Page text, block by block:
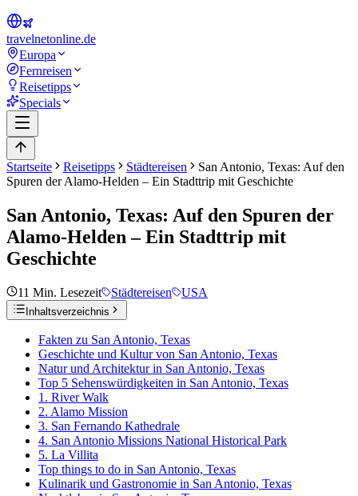
travelnetonline.de
Europa
Fernreisen
Reisetipps
Specials
Startseite Reisetipps Städtereisen
San Antonio, Texas: Auf den
Spuren der Alamo-Helden – Ein Stadttrip mit Geschichte
San Antonio, Texas: Auf den Spuren der
Alamo-Helden – Ein Stadttrip mit
Geschichte
11 Min. Lesezeit Städtereisen USA
Inhaltsverzeichnis
Fakten zu San Antonio, Texas
Geschichte und Kultur von San Antonio, Texas
Natur und Architektur in San Antonio, Texas
Top 5 Sehenswürdigkeiten in San Antonio, Texas
1. River Walk
2. Alamo Mission
3. San Fernando Kathedrale
4. San Antonio Missions National Historical Park
5. La Villita
Top things to do in San Antonio, Texas
Kulinarik und Gastronomie in San Antonio, Texas